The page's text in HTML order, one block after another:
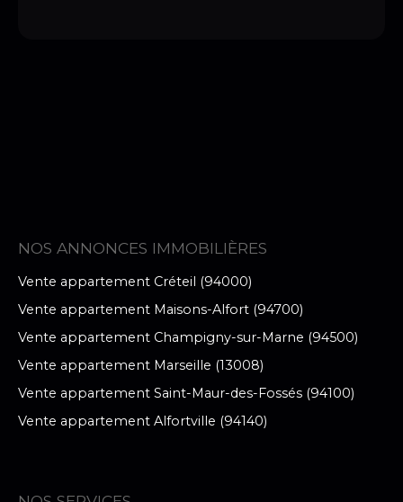
NOS ANNONCES IMMOBILIÈRES
Vente appartement Créteil (94000)
Vente appartement Maisons-Alfort (94700)
Vente appartement Champigny-sur-Marne (94500)
Vente appartement Marseille (13008)
Vente appartement Saint-Maur-des-Fossés (94100)
Vente appartement Alfortville (94140)